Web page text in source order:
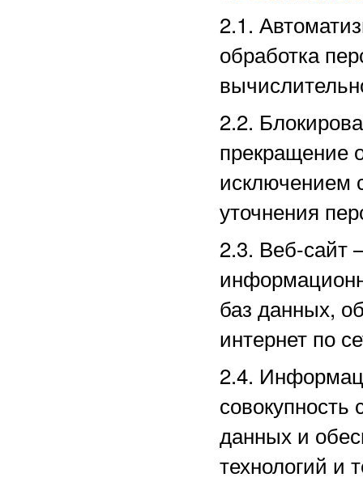
2.1.
обработка
2.2.
прекращение
исключением
уточнения
2.3. Веб-сайт
баз данных,
интернет по
2.4.
данных и
технологий и